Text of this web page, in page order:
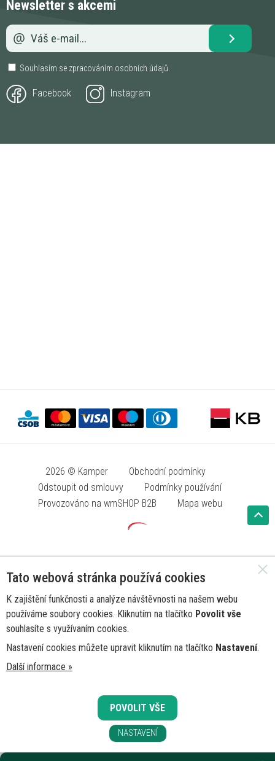
Newsletter s akcemi
Souhlasím se zpracováním osobních údajů
Facebook Instagram
2026 © Kamper
Obchodní podmínky
Odstoupit od smlouvy
Podmínky používání
Provozováno na wmSHOP B2B
Mapa webu
Tato webová stránka používá cookies
K zajištění funkčnosti a analýze návštěvnosti na našem webu
používáme soubory cookies. Kliknutím na tlačítko Povolit vše
souhlasíte s využívaním cookies.
Nastavení cookies můžete upravit kliknutím na tlačítko Nastavení.
Další informace »
POVOLIT VŠE
NASTAVENÍ